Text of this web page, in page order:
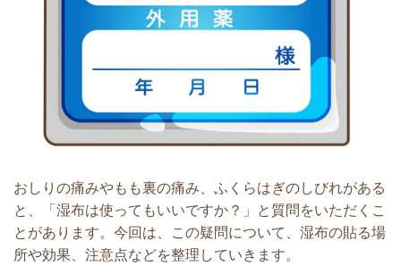
おしりの痛みやもも裏の痛み、ふくらはぎのしびれがある
と、「湿布は使ってもいいですか？」と質問をいただくこ
とがあります。今回は、この疑問について、湿布の貼る場
所や効果、注意点などを整理していきます。